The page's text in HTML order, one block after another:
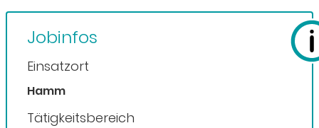
Jobinfos
Einsatzort
Hamm
Tätigkeitsbereich